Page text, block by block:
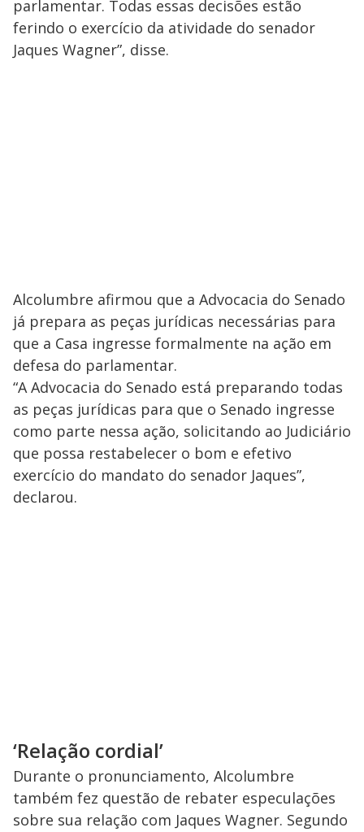
parlamentar. Todas essas decisões estão
ferindo o exercício da atividade do senador
Jaques Wagner”, disse.
Alcolumbre afirmou que a Advocacia do Senado
já prepara as peças jurídicas necessárias para
que a Casa ingresse formalmente na ação em
defesa do parlamentar.
“A Advocacia do Senado está preparando todas
as peças jurídicas para que o Senado ingresse
como parte nessa ação, solicitando ao Judiciário
que possa restabelecer o bom e efetivo
exercício do mandato do senador Jaques”,
declarou.
‘Relação cordial’
Durante o pronunciamento, Alcolumbre
também fez questão de rebater especulações
sobre sua relação com Jaques Wagner. Segundo